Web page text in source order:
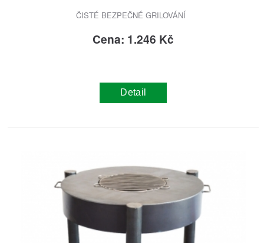
ČISTÉ BEZPEČNÉ GRILOVÁNÍ
Cena: 1.246 Kč
Detail